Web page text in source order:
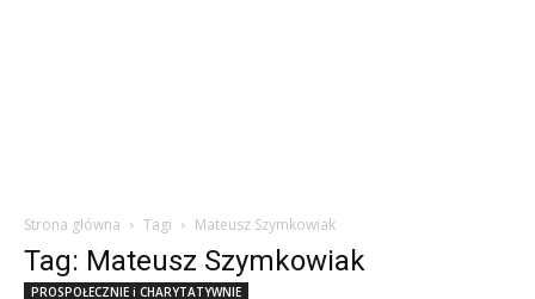
Strona główna Tagi Mateusz Szymkowiak
Tag: Mateusz Szymkowiak
PROSPOŁECZNIE i CHARYTATYWNIE